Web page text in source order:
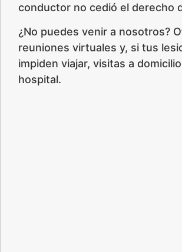
conductor no cedió el derecho
¿No puedes venir a nosotros?
reuniones virtuales y, si tus
impiden viajar, visitas a
hospital.